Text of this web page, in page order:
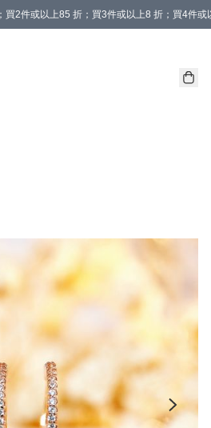
買2件或以上85 折；買3件或以上8 折；買4件或